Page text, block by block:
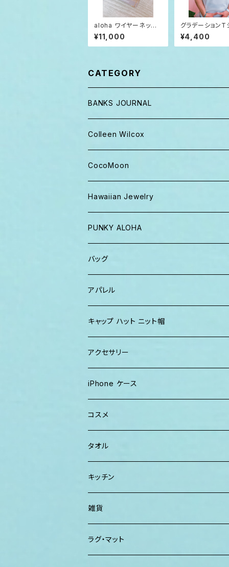
aloha ワイヤーネック
レス LaniHawaii 14k
gf
¥11,000
グラデーションT
Men's XL
¥4,400
CATEGORY
BANKS JOURNAL
キャップ ニット帽
パンツ
Tシャツ、ロンT
半袖シャツ
ショーツ、短パン
パーカー、スウェット
Colleen Wilcox
ポーチ
バッグ
iPhoneケース
その他
タオル
CocoMoon
おくるみ
おくるみ&スタイ ギフト
マスク
ガウン&帽子セット
Hawaiian Jewelry
PUNKY ALOHA
トートバッグ・ポーチ
ハンカチタオル
ワンピース
バッグ
ポーチ
巾着バッグ
トートバッグ
2WAYバッグ
マルシェバッグ
ボストンバッグ
ショルダー
クラッチバッグ
アパレル
キッズ
キャップ
Tシャツ
レディース
ソックス
マキシワンピ、スカート
パンツ
メンズ
Tシャツ ロンT
カジュアルシャツ
キャップ ハット ニット帽
アクセサリー
Lani Hawaii Jewelry
Foterra Jewelry
AHolic Handmade
vividy
iPhone ケース
コスメ
BLOSSOM
KULA HERBS
ISLAND BATH & BODY
Maui Mike's
タオル
スマーフ
ハンドタオル、ハンカチタオル
キッチン
California Surf Supply
スマーフ
雑貨
ディフューザー
ラグ・マット